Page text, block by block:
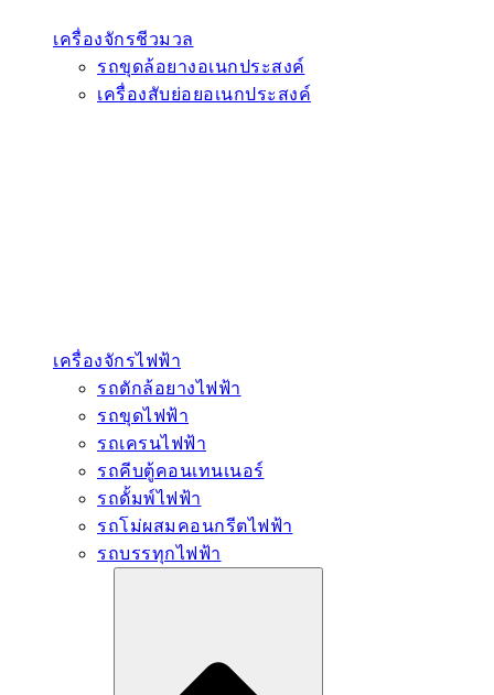
เครื่องจักรชีวมวล
รถขุดล้อยางอเนกประสงค์
เครื่องสับย่อยอเนกประสงค์
เครื่องจักรไฟฟ้า
รถตักล้อยางไฟฟ้า
รถขุดไฟฟ้า
รถเครนไฟฟ้า
รถคีบตู้คอนเทนเนอร์
รถดั้มพ์ไฟฟ้า
รถโม่ผสมคอนกรีตไฟฟ้า
รถบรรทุกไฟฟ้า